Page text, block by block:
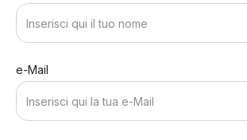
e-Mail